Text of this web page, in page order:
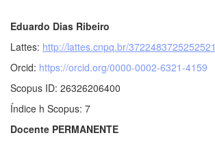
Eduardo Dias Ribeiro
Lattes: http://lattes.cnpq.br/3722483725252521
Orcid: https://orcid.org/0000-0002-6321-4159
Scopus ID: 26326206400
Índice h Scopus: 7
Docente PERMANENTE